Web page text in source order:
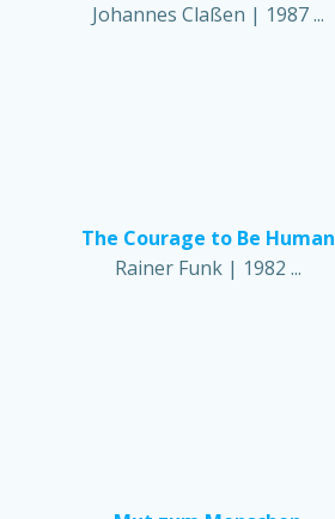
Johannes Claßen | 1987 ...
The Courage to Be Human
Rainer Funk | 1982 ...